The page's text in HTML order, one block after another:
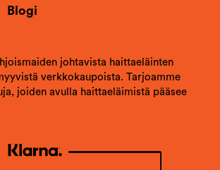
Blogi
johtavista haittaeläinten
verkkokaupoista. Tarjoamme
joiden avulla haittaeläimistä pääsee